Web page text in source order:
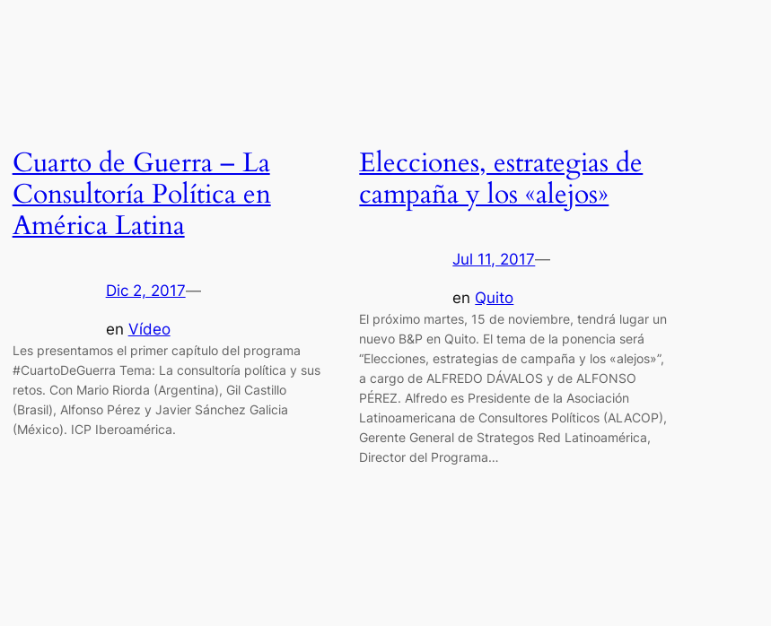
Cuarto de Guerra – La
Consultoría Política en
América Latina
Dic 2, 2017—
en Vídeo
Les presentamos el primer capítulo del programa
‪#CuartoDeGuerra Tema: La consultoría política y sus
retos. Con Mario Riorda (Argentina), Gil Castillo
(Brasil), Alfonso Pérez y Javier Sánchez Galicia
(México). ICP Iberoamérica.
Elecciones, estrategias de
campaña y los «alejos»
Jul 11, 2017—
en Quito
El próximo martes, 15 de noviembre, tendrá lugar un
nuevo B&P en Quito. El tema de la ponencia será
“Elecciones, estrategias de campaña y los «alejos»”,
a cargo de ALFREDO DÁVALOS y de ALFONSO
PÉREZ. Alfredo es Presidente de la Asociación
Latinoamericana de Consultores Políticos (ALACOP),
Gerente General de Strategos Red Latinoamérica,
Director del Programa…